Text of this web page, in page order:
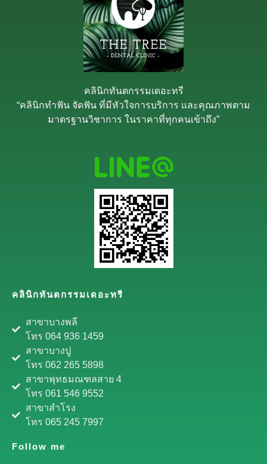
คลินิกทันตกรรมเดอะทรี
“คลินิกทำฟัน จัดฟัน ที่มีหัวใจการบริการ และคุณภาพตาม
มาตรฐานวิชาการ ในราคาที่ทุกคนเข้าถึง”
คลินิกทันตกรรมเดอะทรี
สาขาบางพลี
โทร 064 936 1459
สาขาบางปู
โทร 062 265 5898
สาขาพุทธมณฑลสาย 4
โทร 061 546 9552
สาขาสำโรง
โทร 065 245 7997
Follow me